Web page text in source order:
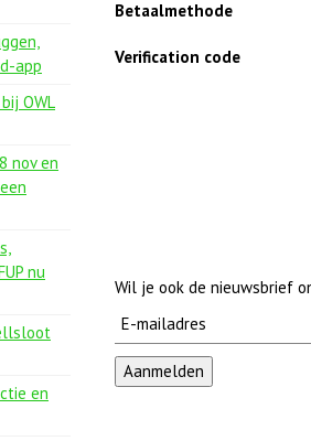
Betaalmethode
Verification code
Wil je ook de nieuwsbrief
app
OWL
nov en
nu
en